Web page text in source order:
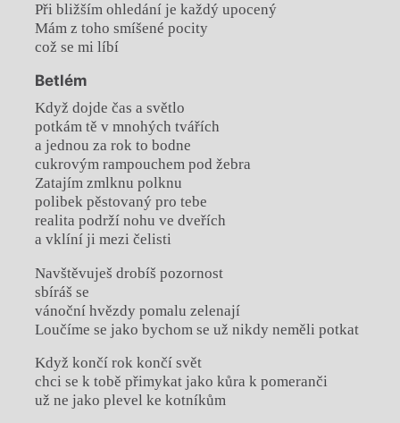
Při bližším ohledání je každý upocený
Mám z toho smíšené pocity
což se mi líbí
Betlém
Když dojde čas a světlo
potkám tě v mnohých tvářích
a jednou za rok to bodne
cukrovým rampouchem pod žebra
Zatajím zmlknu polknu
polibek pěstovaný pro tebe
realita podrží nohu ve dveřích
a vklíní ji mezi čelisti
Navštěvuješ drobíš pozornost
sbíráš se
vánoční hvězdy pomalu zelenají
Loučíme se jako bychom se už nikdy neměli potkat
Když končí rok končí svět
chci se k tobě přimykat jako kůra k pomeranči
už ne jako plevel ke kotníkům